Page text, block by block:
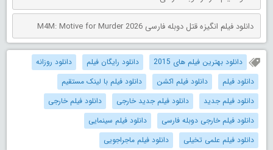
دانلود فیلم انگیزه قتل دوبله فارسی M4M: Motive for Murder 2026
دانلود بهترین فیلم های 2015 دانلود رایگان فیلم
دانلود روزانه
دانلود فیلم
دانلود فیلم اکشن
دانلود فیلم با لینک مستقیم
دانلود فیلم جدید
دانلود فیلم جدید خارجی
دانلود فیلم خارجی
دانلود فیلم خارجی دوبله فارسی
دانلود فیلم سینمایی
دانلود فیلم علمی تخیلی
دانلود فیلم ماجراجویی